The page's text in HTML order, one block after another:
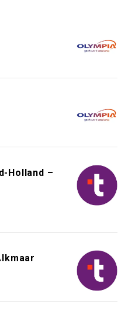
Holland –